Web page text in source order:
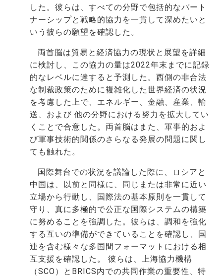
した。彼らは、すべての分野で包括的なパート
ナーシップと戦略的協力を一貫して深めたいと
いう彼らの願望を確認した。
両首脳は貿易と経済協力の現状と展望を詳細
に検討し、この協力の量は2022年末までに記録
的なレベルに達すると予測した。西側の非合法
な制裁政策のために複雑化した世界経済の状況
を考慮した上で、エネルギー、金融、産業、輸
送、および 他の分野における努力を拡大してい
くことで合意した。両首脳はまた、軍事的およ
び軍事技術的関係のさらなる発展の問題に関し
ても触れた。
国際舞台での状況を議論した際に、ロシアと
中国は、以前と同様に、同じまたは非常に近い
立場から行動し、国際法の基本原則を一貫して
守り、真に多極的で公正な国際システムの構築
に努めることを強調した。彼らは、調和を強化
する互いの準備ができていることを確認し、国
連を含む様々な多国間フォーマットにおける相
互支援を確認した。 彼らは、上海協力機構
（SCO）とBRICS内での共同作業の重要性、特